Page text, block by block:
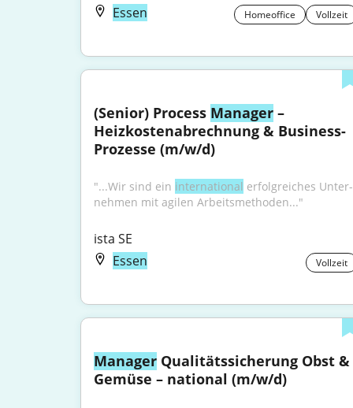
Essen
Homeoffice Vollzeit
(Senior) Process Manager –
Heizkostenabrechnung & Business-
Prozesse (m/w/d)
"...Wir sind ein inter­na­ti­o­nal erfolg­rei­ches Unter­
neh­men mit agilen Arbeits­me­tho­den..."
ista SE
Essen
Vollzeit
Manager Qualitätssicherung Obst &
Gemüse – national (m/w/d)